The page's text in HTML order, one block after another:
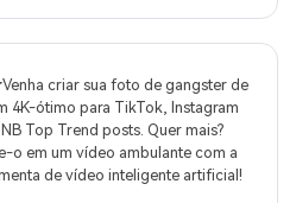
Venha criar sua foto de gangster de
4K-ótimo para TikTok, Instagram
NB Top Trend posts. Quer mais?
o em um vídeo ambulante com a
de vídeo inteligente artificial!